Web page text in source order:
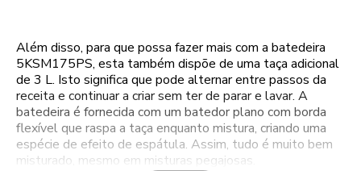
Além disso, para que possa fazer mais com a batedeira
5KSM175PS, esta também dispõe de uma taça adicional
de 3 L. Isto significa que pode alternar entre passos da
receita e continuar a criar sem ter de parar e lavar. A
batedeira é fornecida com um batedor plano com borda
flexível que raspa a taça enquanto mistura, criando uma
espécie de efeito de espátula. Assim, tudo é muito bem
misturado, mesmo em misturas pegajosas.